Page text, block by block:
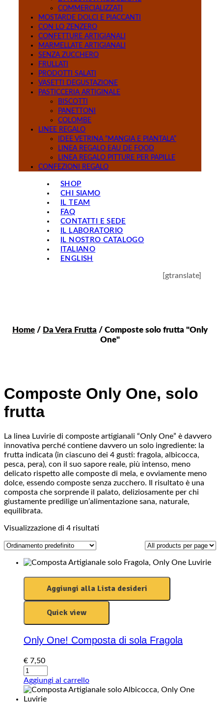
COMMERCIALIZZATI
MOSTARDE DOLCI E PIACCANTI
CON LO ZENZERO
CONFETTURE ARTIGIANALI
MARMELLATE ARTIGIANALI
SENZA ZUCCHERO
FRULLATI
PRODOTTI SALATI
VASETTI DEGUSTAZIONE
PASTICCERIA ARTIGINALE
BISCOTTI
PANETTONI
COLOMBE
LINEE REGALO
IDEE VETRINA “MANGIA E PIANTALA”
LINEA REGALO EAU DE FOOD
LINEA REGALO PITTURE PER PAPILLE
CONFEZIONI REGALO
SHOP
CHI SIAMO
IL TEAM
FAQ
CONTATTI E SEDE
IL LABORATORIO
IL NOSTRO CATALOGO
ITALIANO
ENGLISH
[gtranslate]
Home / Da Vera Frutta / Composte solo frutta "Only
One"
Composte Only One, solo
frutta
La linea Luvirie di composte artigianali “Only One” è davvero
innovativa perché contiene davvero un solo ingrediente: la
frutta indicata (in ciascuno dei 4 gusti: fragola, albicocca,
pesca, pera), con il suo sapore reale, più intenso, meno
delicato rispetto alle composte di mela, e ovviamente meno
dolce, essendo composte senza zucchero. Il risultato è una
composta che sorprende il palato, deliziosamente per chi
giustamente predilige un’alimentazione sana, naturale,
equilibrata.
Visualizzazione di 4 risultati
Aggiungi alla Lista desideri
Quick view
Only One! Composta di sola Fragola
€ 7,50
Only
One!
Composta
di
Aggiungi al carrello